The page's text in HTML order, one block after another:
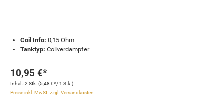
Coil Info: 0,15 Ohm
Tanktyp: Coilverdampfer
10,95 €*
Inhalt:2 Stk. (5,48 €* / 1 Stk.)
Preise inkl. MwSt. zzgl. Versandkosten